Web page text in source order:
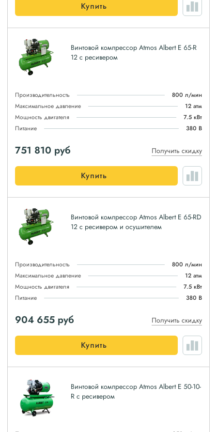
Купить
Винтовой компрессор Atmos Albert E 65-R
12 с ресивером
Производительность
800 л/мин
Максимальное давление
12 атм
Мощность двигателя
7.5 кВт
Питание
380 В
751 810 руб Получить скидку
Купить
Винтовой компрессор Atmos Albert E 65-RD
12 с ресивером и осушителем
Производительность
800 л/мин
Максимальное давление
12 атм
Мощность двигателя
7.5 кВт
Питание
380 В
904 655 руб Получить скидку
Купить
Винтовой компрессор Atmos Albert E 50-10-
R с ресивером